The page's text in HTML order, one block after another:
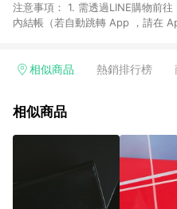
注意事項： 1. 需透過LINE購物前往，並在同一瀏覽器於 24 小時
內結帳（若自動跳轉 App ，請在
請更新至 3.9 才具贈點資格。 5. 點數將於廠商出貨後 30 天後發
車標示為準。 7. LINE購物導購回饋無法與媽咪愛站上折價券並
商品類別不回饋，請參考以下列表
/ 瑪利歐玩具 / LEGO樂高 / 尿布 /
行李箱 / 寶寶攝影機 / 雞精&鱸魚
作者&經典角色 / 人氣卡通大集合
套書專區 / 各式零嘴&堅果&珍珠&
相似商品 熱銷排行榜
相似商品